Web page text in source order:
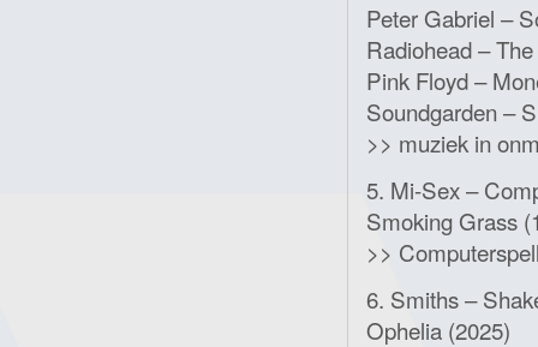
Peter Gabriel –
Radiohead –
Pink Floyd –
Soundgarden –
>> muziek in
5. Mi-Sex –
Smoking Grass
>>
6. Smiths –
Ophelia (2025)